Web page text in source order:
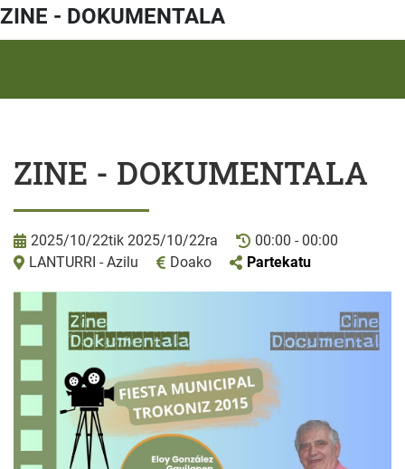
ZINE - DOKUMENTALA
ZINE - DOKUMENTALA
2025/10/22tik 2025/10/22ra
00:00 - 00:00
LANTURRI - Azilu
Doako Partekatu